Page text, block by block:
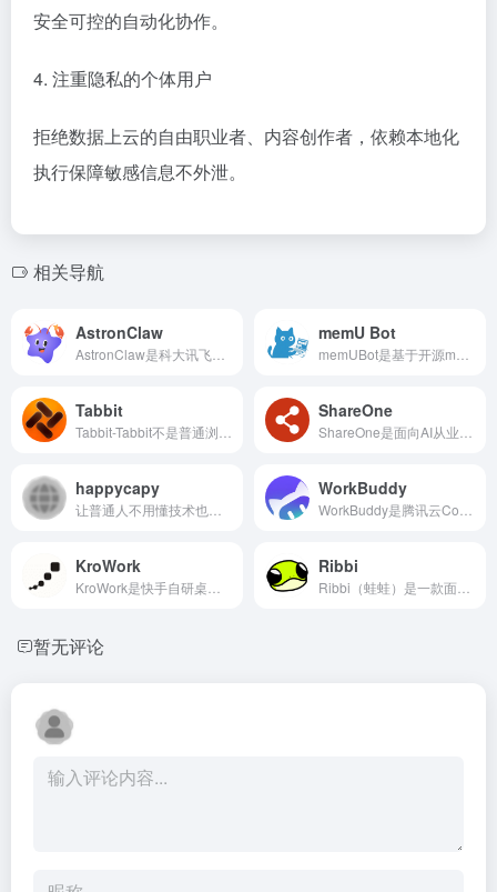
安全可控的自动化协作。
4. 注重隐私的个体用户
拒绝数据上云的自由职业者、内容创作者，依赖本地化
执行保障敏感信息不外泄。
相关导航
AstronClaw memU Bot
Tabbit ShareOne
happycapy WorkBuddy
KroWork Ribbi
暂无评论